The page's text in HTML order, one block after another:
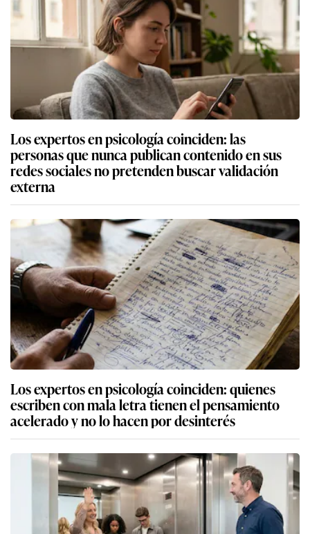
Los expertos en psicología coinciden: las
personas que nunca publican contenido en sus
redes sociales no pretenden buscar validación
externa
Los expertos en psicología coinciden: quienes
escriben con mala letra tienen el pensamiento
acelerado y no lo hacen por desinterés